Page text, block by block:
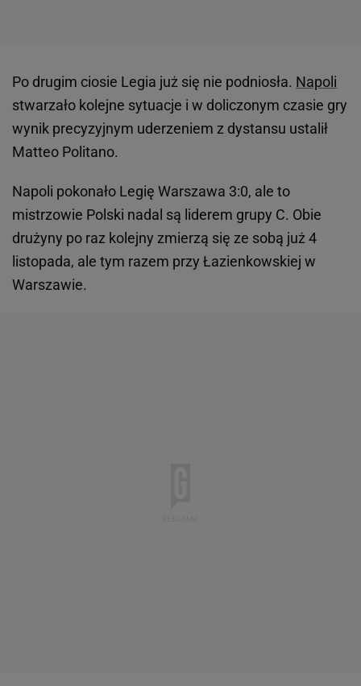
Po drugim ciosie Legia już się nie podniosła. Napoli
stwarzało kolejne sytuacje i w doliczonym czasie gry
wynik precyzyjnym uderzeniem z dystansu ustalił
Matteo Politano.
Napoli pokonało Legię Warszawa 3:0, ale to
mistrzowie Polski nadal są liderem grupy C. Obie
drużyny po raz kolejny zmierzą się ze sobą już 4
listopada, ale tym razem przy Łazienkowskiej w
Warszawie.